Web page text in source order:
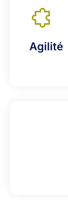
Agilité